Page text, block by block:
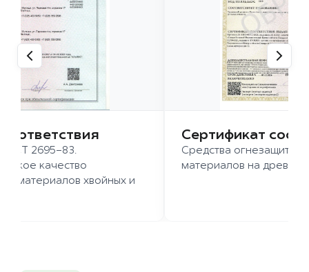
2695-83.
качество
хвойных и
Сертификат
Средства огнезащиты
материалов на